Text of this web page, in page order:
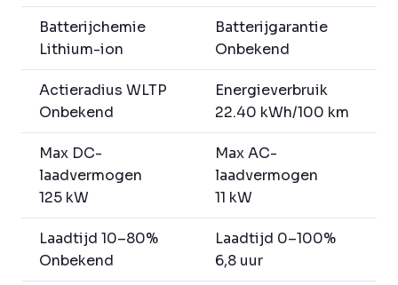
Batterijchemie
Lithium-ion
Batterijgarantie
Onbekend
Actieradius WLTP
Onbekend
Energieverbruik
22.40 kWh/100 km
Max DC-
laadvermogen
125 kW
Max AC-
laadvermogen
11 kW
Laadtijd 10–80%
Onbekend
Laadtijd 0–100%
6,8 uur